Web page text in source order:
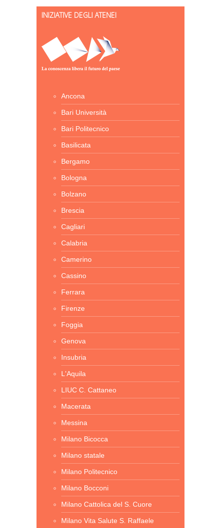
INIZIATIVE DEGLI ATENEI
Ancona
Bari Università
Bari Politecnico
Basilicata
Bergamo
Bologna
Bolzano
Brescia
Cagliari
Calabria
Camerino
Cassino
Ferrara
Firenze
Foggia
Genova
Insubria
L'Aquila
LIUC C. Cattaneo
Macerata
Messina
Milano Bicocca
Milano statale
Milano Politecnico
Milano Bocconi
Milano Cattolica del S. Cuore
Milano Vita Salute S. Raffaele